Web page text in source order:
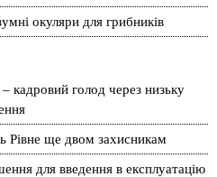
окуляри для грибників
кадровий голод через низьку
Рівне ще двом захисникам
для введення в експлуатацію